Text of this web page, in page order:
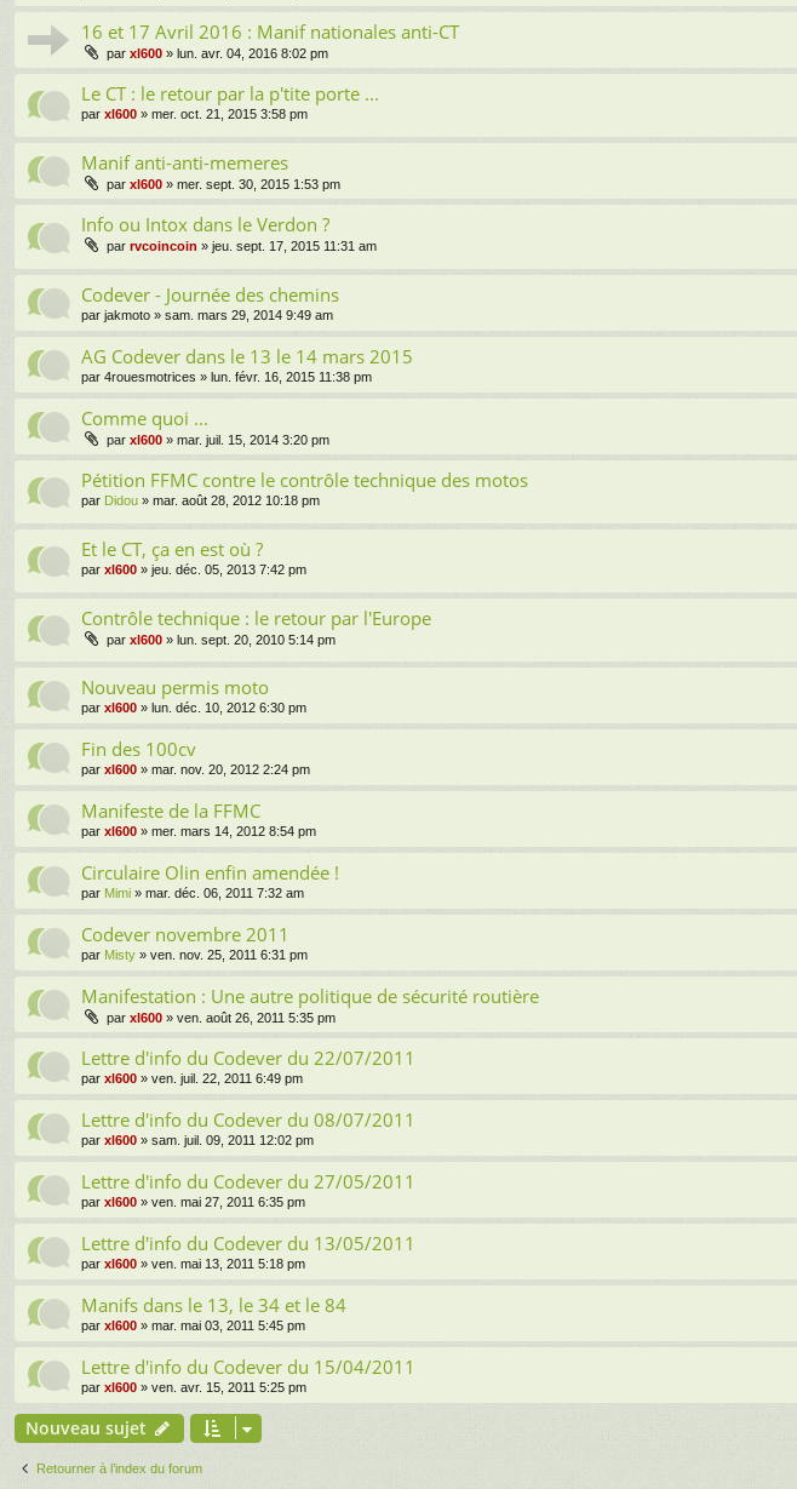
16 et 17 Avril 2016 : Manif nationales anti-CT
par xl600 » lun. avr. 04, 2016 8:02 pm
Le CT : le retour par la p'tite porte ...
par xl600 » mer. oct. 21, 2015 3:58 pm
Manif anti-anti-memeres
par xl600 » mer. sept. 30, 2015 1:53 pm
Info ou Intox dans le Verdon ?
par rvcoincoin » jeu. sept. 17, 2015 11:31 am
Codever - Journée des chemins
par jakmoto » sam. mars 29, 2014 9:49 am
AG Codever dans le 13 le 14 mars 2015
par 4rouesmotrices » lun. févr. 16, 2015 11:38 pm
Comme quoi ...
par xl600 » mar. juil. 15, 2014 3:20 pm
Pétition FFMC contre le contrôle technique des motos
par Didou » mar. août 28, 2012 10:18 pm
Et le CT, ça en est où ?
par xl600 » jeu. déc. 05, 2013 7:42 pm
Contrôle technique : le retour par l'Europe
par xl600 » lun. sept. 20, 2010 5:14 pm
Nouveau permis moto
par xl600 » lun. déc. 10, 2012 6:30 pm
Fin des 100cv
par xl600 » mar. nov. 20, 2012 2:24 pm
Manifeste de la FFMC
par xl600 » mer. mars 14, 2012 8:54 pm
Circulaire Olin enfin amendée !
par Mimi » mar. déc. 06, 2011 7:32 am
Codever novembre 2011
par Misty » ven. nov. 25, 2011 6:31 pm
Manifestation : Une autre politique de sécurité routière
par xl600 » ven. août 26, 2011 5:35 pm
Lettre d'info du Codever du 22/07/2011
par xl600 » ven. juil. 22, 2011 6:49 pm
Lettre d'info du Codever du 08/07/2011
par xl600 » sam. juil. 09, 2011 12:02 pm
Lettre d'info du Codever du 27/05/2011
par xl600 » ven. mai 27, 2011 6:35 pm
Lettre d'info du Codever du 13/05/2011
par xl600 » ven. mai 13, 2011 5:18 pm
Manifs dans le 13, le 34 et le 84
par xl600 » mar. mai 03, 2011 5:45 pm
Lettre d'info du Codever du 15/04/2011
par xl600 » ven. avr. 15, 2011 5:25 pm
Nouveau sujet
Retourner à l’index du forum